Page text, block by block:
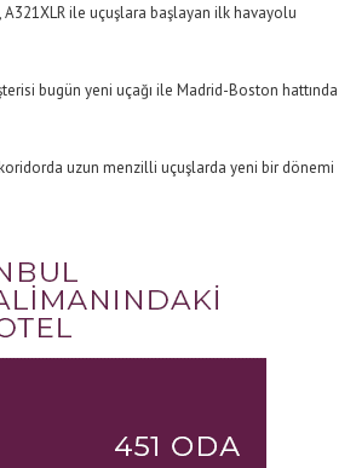
ile uçuşlara başlayan ilk havayolu
bugün yeni uçağı ile Madrid-Boston hattında
koridorda uzun menzilli uçuşlarda yeni bir dönemi